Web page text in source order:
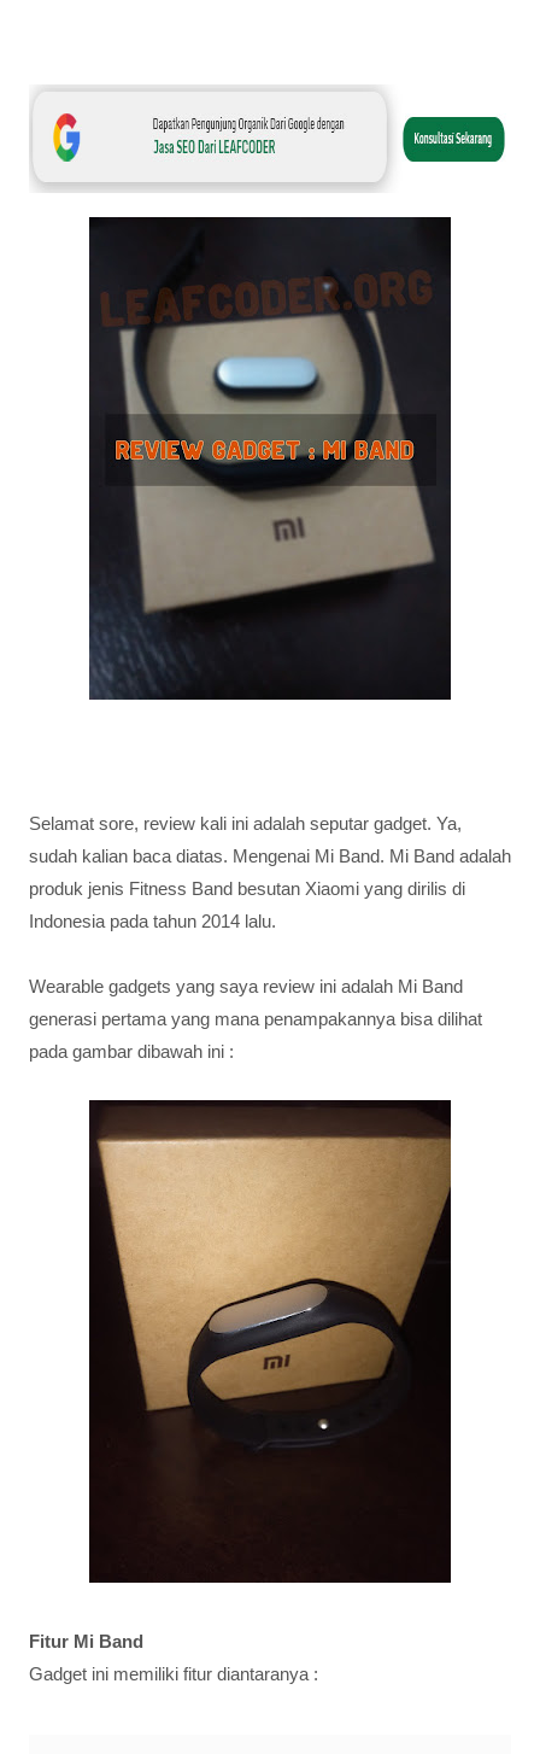
Selamat sore, review kali ini adalah seputar gadget. Ya,
sudah kalian baca diatas. Mengenai Mi Band. Mi Band adalah
produk jenis Fitness Band besutan Xiaomi yang dirilis di
Indonesia pada tahun 2014 lalu.
Wearable gadgets yang saya review ini adalah Mi Band
generasi pertama yang mana penampakannya bisa dilihat
pada gambar dibawah ini :
Fitur Mi Band
Gadget ini memiliki fitur diantaranya :